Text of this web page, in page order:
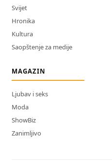
Svijet
Hronika
Kultura
Saopštenje za medije
MAGAZIN
Ljubav i seks
Moda
ShowBiz
Zanimljivo